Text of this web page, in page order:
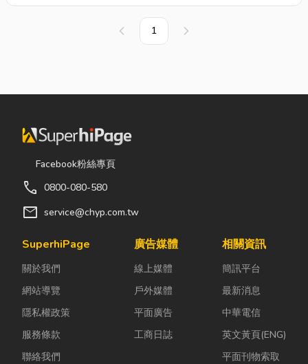
類塑膠袋。舉凡買菜使用或家用
垃圾袋及食品盛裝...
上一頁 1 下一頁
Facebook粉絲專頁
call 0800-080-580
mail service@chyp.com.tw
SuperhiPage
關於我們
網站導覽
隱私權政策
服務條款
聯絡我們
廣告媒體
線上媒體
戶外媒體
平面廣告
工商日誌
相關資訊
簡訊平台
最新消息
中華電信
英文黃頁(ENG)
平面刊物索取